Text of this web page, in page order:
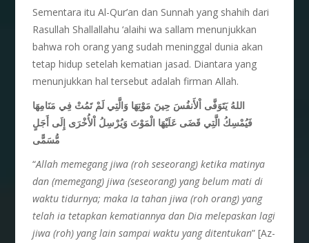
Sementara itu Al-Qur’an dan Sunnah yang shahih dari
Rasullah Shallallahu ‘alaihi wa sallam menunjukkan
bahwa roh orang yang sudah meninggal dunia akan
tetap hidup setelah kematian jasad. Diantara yang
menunjukkan hal tersebut adalah firman Allah.
اللهُ يَتَوَفَّى اْلأَنفُسَ حِينَ مَوْتِهَا وَالَّتِي لَمْ تَمُتْ فِي مَنَامِهَا
فَيُمْسِكُ الَّتِي قَضَى عَلَيْهَا الْمَوْتَ وَيُرْسِلُ اْلأُخْرَى إِلَى أَجَلٍ
مُّسَمًّى
“Allah memegang jiwa (roh seseorang) ketika matinya
dan (memegang) jiwa (seseorang) yang belum mati di
waktu tidurnya; maka Ia tahan jiwa (roh orang) yang
telah ia tetapkan kematiannya dan Dia melepaskan lagi
jiwa (roh) yang lain sampai waktu yang ditentukan” [Az-